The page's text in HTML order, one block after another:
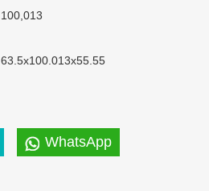
100,013
63.5x100.013x55.55
WhatsApp